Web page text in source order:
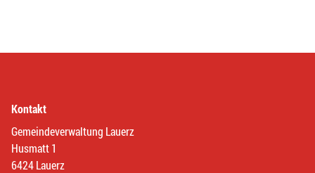
Kontakt
Gemeindeverwaltung Lauerz
Husmatt 1
6424 Lauerz